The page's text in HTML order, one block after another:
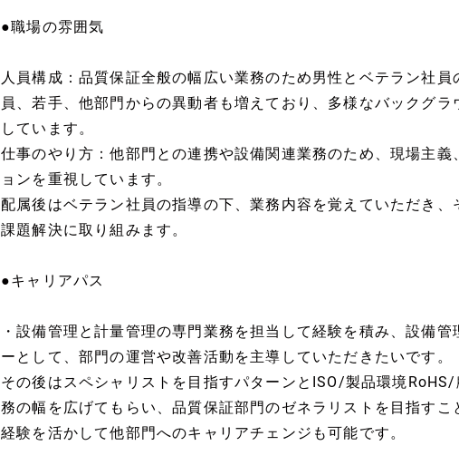
●職場の雰囲気
人員構成：品質保証全般の幅広い業務のため男性とベテラン社
員、若手、他部門からの異動者も増えており、多様なバックグ
しています。
仕事のやり方：他部門との連携や設備関連業務のため、現場主
ョンを重視しています。
配属後はベテラン社員の指導の下、業務内容を覚えていただき、
課題解決に取り組みます。
●キャリアパス
・設備管理と計量管理の専門業務を担当して経験を積み、設備
ーとして、部門の運営や改善活動を主導していただきたいです。
その後はスペシャリストを目指すパターンとISO/製品環境
務の幅を広げてもらい、品質保証部門のゼネラリストを目指す
経験を活かして他部門へのキャリアチェンジも可能です。